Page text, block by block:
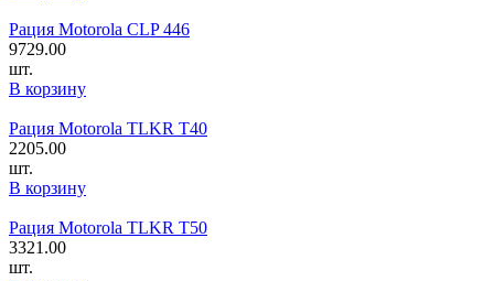
Рация Motorola CLP 446
9729.00
шт.
В корзину
Рация Motorola TLKR T40
2205.00
шт.
В корзину
Рация Motorola TLKR T50
3321.00
шт.